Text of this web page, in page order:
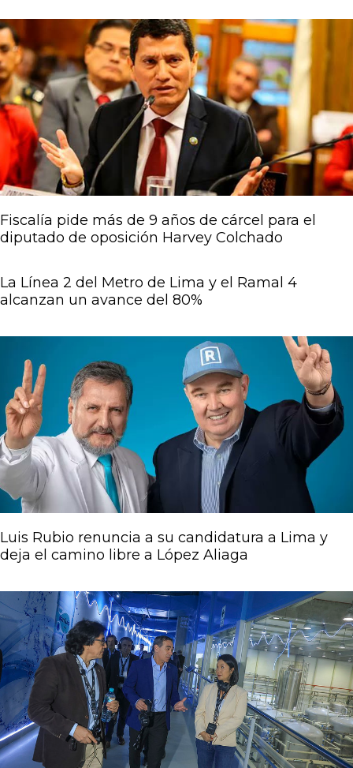
Fiscalía pide más de 9 años de cárcel para el
diputado de oposición Harvey Colchado
La Línea 2 del Metro de Lima y el Ramal 4
alcanzan un avance del 80%
Luis Rubio renuncia a su candidatura a Lima y
deja el camino libre a López Aliaga